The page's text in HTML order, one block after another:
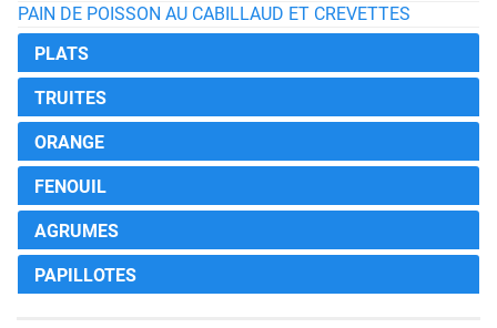
PAIN DE POISSON AU CABILLAUD ET CREVETTES
PLATS
TRUITES
ORANGE
FENOUIL
AGRUMES
PAPILLOTES